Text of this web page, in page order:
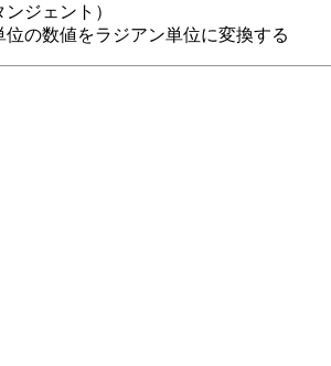
ジェント）
位の数値をラジアン単位に変換する